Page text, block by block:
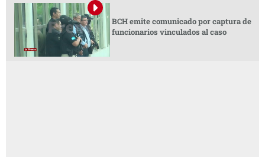
BCH emite comunicado por captura de
funcionarios vinculados al caso